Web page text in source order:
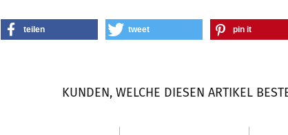
teilen tweet pin it
KUNDEN, WELCHE DIESEN ARTIKEL